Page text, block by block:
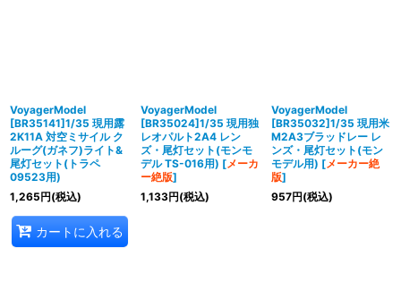
VoyagerModel
[BR35141]1/35 現用露
2K11A 対空ミサイル ク
ルーグ(ガネフ)ライト&
尾灯セット(トラペ
09523用)
1,265円(税込)
カートに入れる
VoyagerModel
[BR35024]1/35 現用独
レオパルト2A4 レン
ズ・尾灯セット(モンモ
デル TS-016用) [メーカ
ー絶版]
1,133円(税込)
VoyagerModel
[BR35032]1/35 現用米
M2A3ブラッドレー レ
ンズ・尾灯セット(モン
モデル用) [メーカー絶
版]
957円(税込)